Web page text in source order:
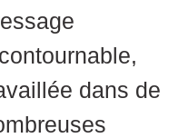
dans de